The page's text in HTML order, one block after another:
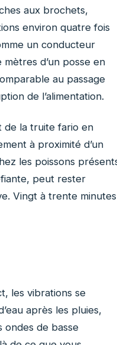
aux brochets,
environ quatre fois
un conducteur
d’un posse en
au passage
de l’alimentation.
de la truite fario en
à proximité d’un
les poissons
peut rester
Vingt à trente
les vibrations se
après les pluies,
ondes de basse